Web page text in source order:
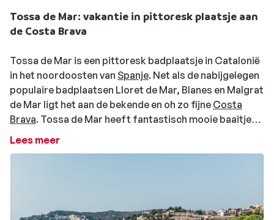
Tossa de Mar: vakantie in pittoresk plaatsje aan
de Costa Brava
Tossa de Mar is een pittoresk badplaatsje in Catalonië
in het noordoosten van Spanje. Net als de nabijgelegen
populaire badplaatsen Lloret de Mar, Blanes en Malgrat
de Mar ligt het aan de bekende en oh zo fijne Costa
Brava. Tossa de Mar heeft fantastisch mooie baaitjes
met helder water, witte zandstranden en een groen
maken, volg bijvoorbeeld de G92 route. Na een hike
Lees meer